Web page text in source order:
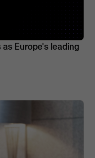
Europe's leading